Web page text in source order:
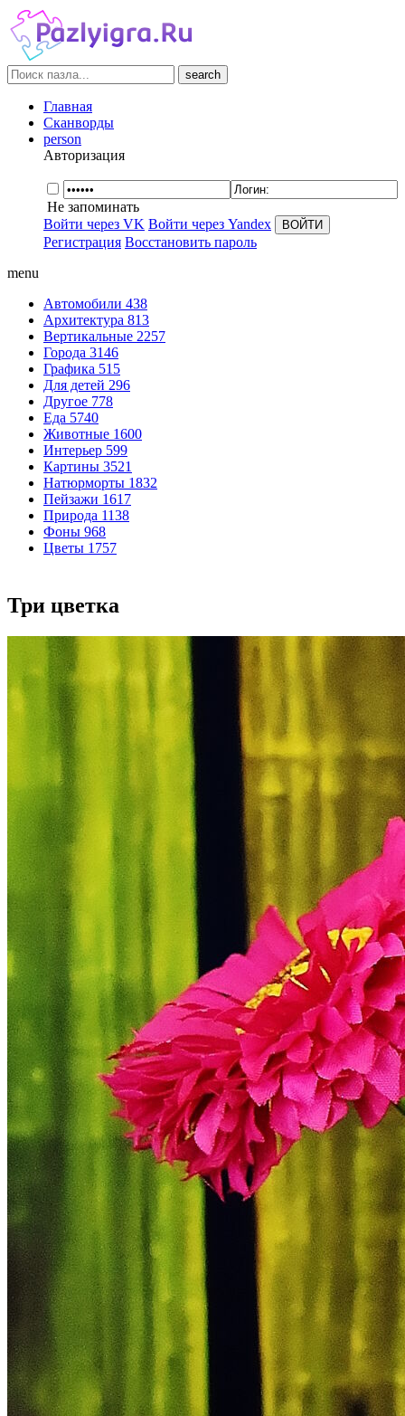
search
Главная
Сканворды
person
Авторизация
Не запоминать
Войти через VK Войти через Yandex
Регистрация Восстановить пароль
menu
Автомобили 438
Архитектура 813
Вертикальные 2257
Города 3146
Графика 515
Для детей 296
Другое 778
Еда 5740
Животные 1600
Интерьер 599
Картины 3521
Натюрморты 1832
Пейзажи 1617
Природа 1138
Фоны 968
Цветы 1757
Три цветка